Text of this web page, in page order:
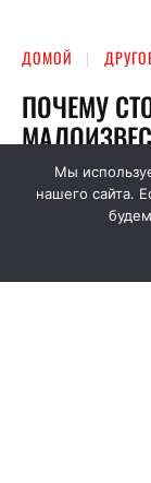
Мы
нашего сайта.